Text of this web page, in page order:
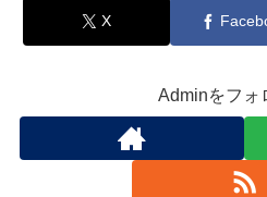
X
Adminをフォ